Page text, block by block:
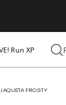
Run XP
JAQUETA FROSTY